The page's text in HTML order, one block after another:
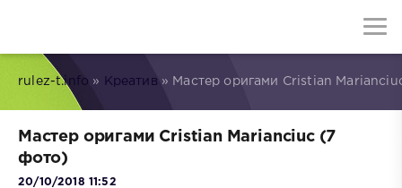
rulez-t.info » Креатив » Мастер оригами Cristian
Мастер оригами Cristian Marianciuc (7
фото)
20/10/2018 11:52